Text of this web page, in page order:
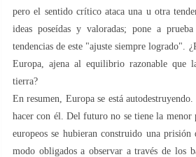
pero el sentido crítico ataca una u otra
ideas poseídas y valoradas; pone a
tendencias de este "ajuste siempre logrado".
Europa, ajena al equilibrio razonable
tierra?
En resumen, Europa se está
hacer con él. Del futuro no se tiene la menor
europeos se hubieran construido una prisión
modo obligados a observar a través de los